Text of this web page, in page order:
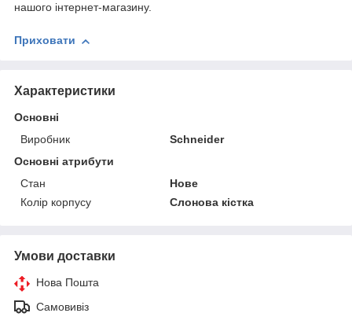
нашого інтернет-магазину.
Приховати
Характеристики
Основні
Виробник
Schneider
Основні атрибути
Стан
Нове
Колір корпусу
Слонова кістка
Умови доставки
Нова Пошта
Самовивіз